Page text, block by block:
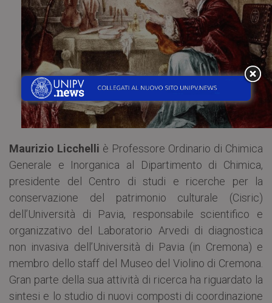
Maurizio Licchelli è Professore Ordinario di Chimica
Generale e Inorganica al Dipartimento di Chimica,
presidente del Centro di studi e ricerche per la
conservazione del patrimonio culturale (Cisric)
dell’Università di Pavia, responsabile scientifico e
organizzativo del Laboratorio Arvedi di diagnostica
non invasiva dell’Università di Pavia (in Cremona) e
membro dello staff del Museo del Violino di Cremona.
Gran parte della sua attività di ricerca ha riguardato la
sintesi e lo studio di nuovi composti di coordinazione